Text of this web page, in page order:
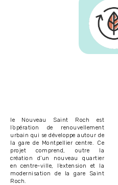
le Nouveau Saint Roch est
l’opération de renouvellement
urbain qui se développe autour de
la gare de Montpellier centre. Ce
projet comprend, outre la
création d’un nouveau quartier
en centre-ville, l’extension et la
modernisation de la gare Saint
Roch.